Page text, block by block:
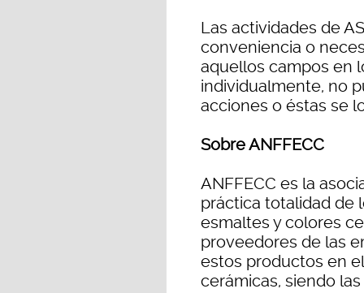
Las actividades de
conveniencia o
aquellos campos en
individualmente, no
acciones o éstas se
Sobre ANFFECC
ANFFECC es la
práctica totalidad de
esmaltes y colores
proveedores de las
estos productos en
cerámicas, siendo